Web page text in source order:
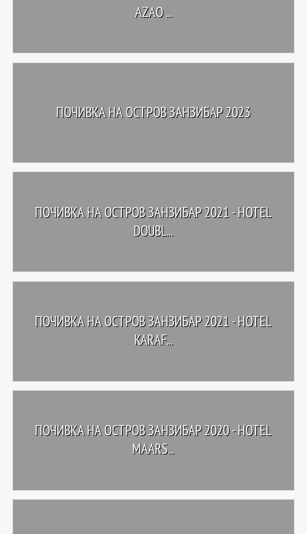
AZAO ...
ПОЧИВКА НА ОСТРОВ ЗАНЗИБАР 2023
ПОЧИВКА НА ОСТРОВ ЗАНЗИБАР 2021 - HOTEL
DOUBL...
ПОЧИВКА НА ОСТРОВ ЗАНЗИБАР 2021 - HOTEL
KARAF...
ПОЧИВКА НА ОСТРОВ ЗАНЗИБАР 2020 - HOTEL
MAARS...